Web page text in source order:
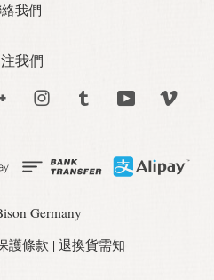
我們
我們
Google Instagram Tumblr YouTube
Germany
護條款 | 退換貨需知